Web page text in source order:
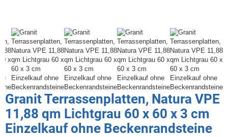
Granit Terrassenplatten, Natura VPE
11,88 qm Lichtgrau 60 x 60 x 3 cm
Einzelkauf ohne Beckenrandsteine